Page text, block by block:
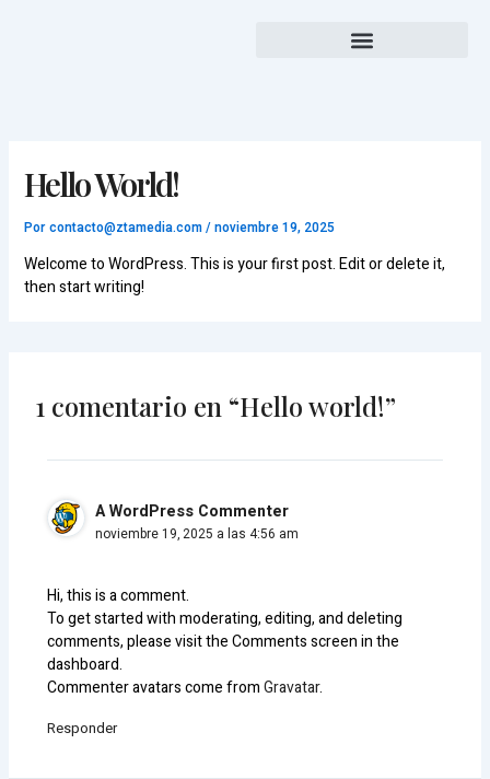
Hello World!
Porcontacto@ztamedia.com/noviembre 19, 2025
Welcome to WordPress. This is your first post. Edit or delete it,
then start writing!
1 comentario en “Hello world!”
A WordPress Commenter
noviembre 19, 2025 a las 4:56 am
Hi, this is a comment.
To get started with moderating, editing, and deleting
comments, please visit the Comments screen in the
dashboard.
Commenter avatars come fromGravatar.
Responder